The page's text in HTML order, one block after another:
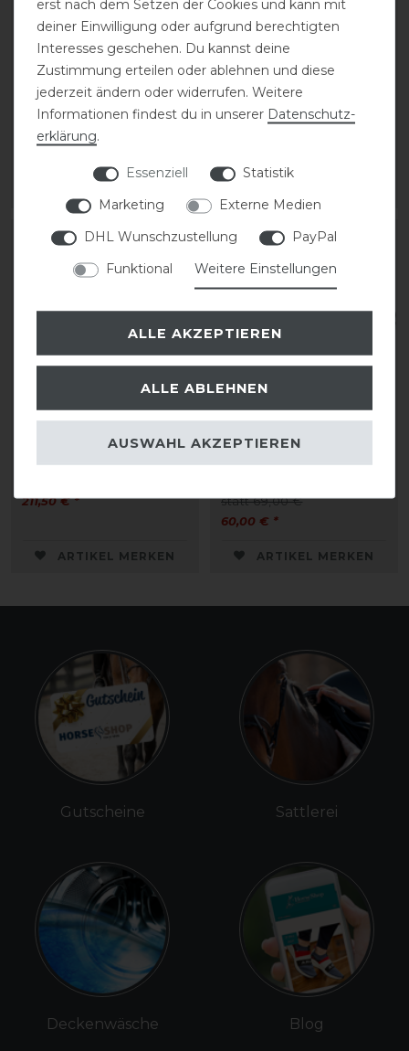
Dressurgurt
Ledersattelgurt
211,50 € *
ARTIKEL MERKEN
-13%
GEL-LONG D elastisch
statt 69,00 €
60,00 € *
ARTIKEL MERKEN
Gutscheine
Deckenwäsche
Sattlerei
Blog
erst nach dem Setzen der Cookies und kann mit
deiner Einwilligung oder aufgrund berechtigten
Interesses geschehen. Du kannst deine
Zustimmung erteilen oder ablehnen und diese
jederzeit ändern oder widerrufen. Weitere
Informationen findest du in unserer Daten­schutz­
erklärung.
Essenziell
Statistik
Marketing
Externe Medien
DHL Wunschzustellung
PayPal
Funktional
Weitere Einstellungen
ALLE AKZEPTIEREN
ALLE ABLEHNEN
AUSWAHL AKZEPTIEREN